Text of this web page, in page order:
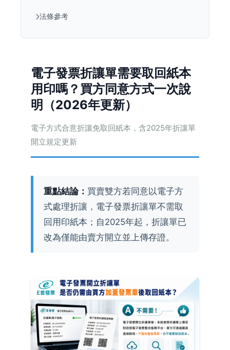
法條參考
電子發票折讓單需要取回紙本
用印嗎？買方同意方式一次說
明（2026年更新）
電子方式合意折讓免取回紙本，含2025年折讓單
開立規定更新
重點結論： 買賣雙方若同意以電子方
式處理折讓，電子發票折讓單不需取
回用印紙本；自2025年起，折讓單已
改為僅能由賣方開立並上傳存證。